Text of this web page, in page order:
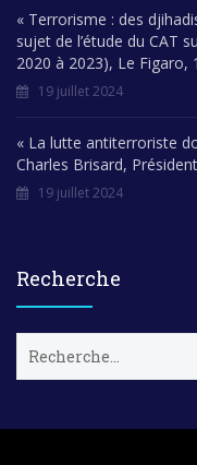
« Terrorisme : des
sujet de l’étude du CAT
2020 à 2023), Le Figaro,
19 juillet 2024
« La lutte antiterroriste
Charles Brisard,
19 juillet 2024
Recherche
c
e